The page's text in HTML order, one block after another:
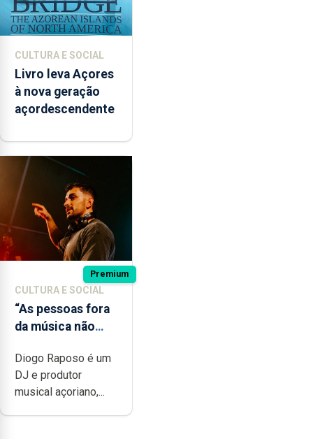
CULTURA E SOCIAL
Livro leva Açores
à nova geração
açordescendente
Premium
CULTURA E SOCIAL
“As pessoas fora
da música não
quão difícil é
produzir uma
música”
Diogo Raposo é um
DJ e produtor
musical açoriano,...